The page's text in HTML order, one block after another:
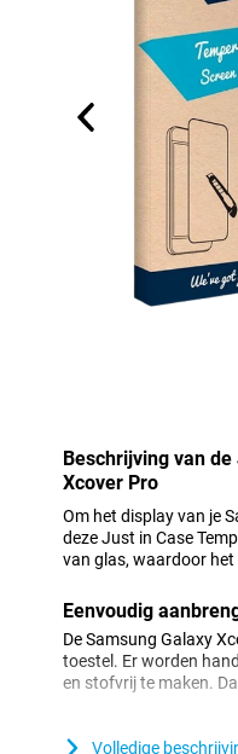
Beschrijving van
Xcover Pro
Om het display van je
deze Just in Case
van glas, waardoor het
Eenvoudig
De Samsung Galaxy
toestel. Er worden
en stofvrij te maken.
Let op!
Volledige